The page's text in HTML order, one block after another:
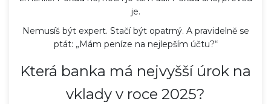
je.
Nemusíš být expert. Stačí být opatrný. A pravidelně se
ptát: „Mám peníze na nejlepším účtu?“
Která banka má nejvyšší úrok na
vklady v roce 2025?